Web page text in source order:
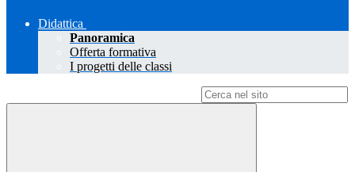
Didattica
Panoramica
Offerta formativa
I progetti delle classi